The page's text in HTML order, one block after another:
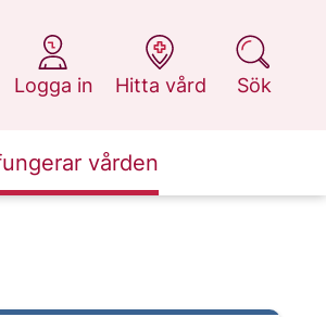
Logga in
på 1177.se
Hitta vård
på 1177.se
Sök
på 1177.se
vården